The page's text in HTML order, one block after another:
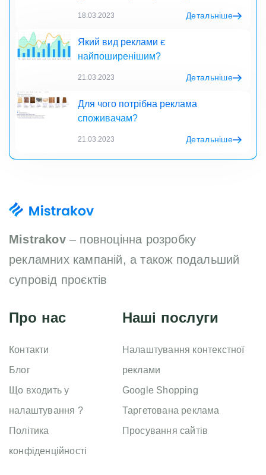
18.03.2023 Детальніше
Який вид реклами є
найпоширенішим?
21.03.2023 Детальніше
Для чого потрібна реклама
споживачам?
21.03.2023 Детальніше
Mistrakov– повноцінна розробку
рекламних кампаній, а також подальший
супровід проєктів
Про нас
Контакти
Блог
Що входить у
налаштування ?
Політика
конфіденційності
Наші послуги
Налаштування контекстної
реклами
Google Shopping
Таргетована реклама
Просування сайтів